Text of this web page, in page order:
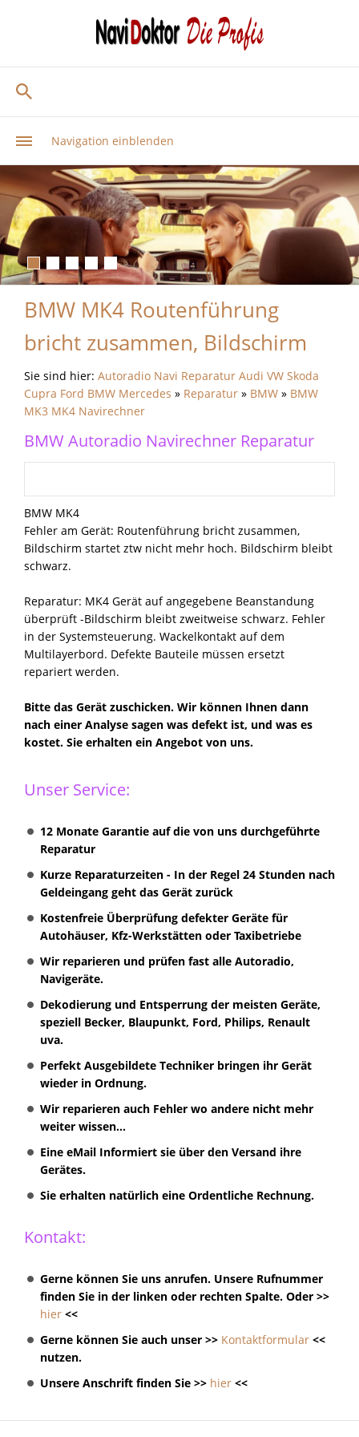
Navigation einblenden
BMW MK4 Routenführung
bricht zusammen, Bildschirm
Sie sind hier: Autoradio Navi Reparatur Audi VW Skoda
Cupra Ford BMW Mercedes » Reparatur » BMW » BMW
MK3 MK4 Navirechner
BMW Autoradio Navirechner Reparatur
BMW MK4
Fehler am Gerät: Routenführung bricht zusammen,
Bildschirm startet ztw nicht mehr hoch. Bildschirm bleibt
schwarz.
Reparatur: MK4 Gerät auf angegebene Beanstandung
überprüft -Bildschirm bleibt zweitweise schwarz. Fehler
in der Systemsteuerung. Wackelkontakt auf dem
Multilayerbord. Defekte Bauteile müssen ersetzt
repariert werden.
Bitte das Gerät zuschicken. Wir können Ihnen dann
nach einer Analyse sagen was defekt ist, und was es
kostet. Sie erhalten ein Angebot von uns.
Unser Service:
12 Monate Garantie auf die von uns durchgeführte
Reparatur
Kurze Reparaturzeiten - In der Regel 24 Stunden nach
Geldeingang geht das Gerät zurück
Kostenfreie Überprüfung defekter Geräte für
Autohäuser, Kfz-Werkstätten oder Taxibetriebe
Wir reparieren und prüfen fast alle Autoradio,
Navigeräte.
Dekodierung und Entsperrung der meisten Geräte,
speziell Becker, Blaupunkt, Ford, Philips, Renault
uva.
Perfekt Ausgebildete Techniker bringen ihr Gerät
wieder in Ordnung.
Wir reparieren auch Fehler wo andere nicht mehr
weiter wissen...
Eine eMail Informiert sie über den Versand ihre
Gerätes.
Sie erhalten natürlich eine Ordentliche Rechnung.
Kontakt:
Gerne können Sie uns anrufen. Unsere Rufnummer
finden Sie in der linken oder rechten Spalte. Oder >>
hier <<
Gerne können Sie auch unser >> Kontaktformular <<
nutzen.
Unsere Anschrift finden Sie >> hier <<